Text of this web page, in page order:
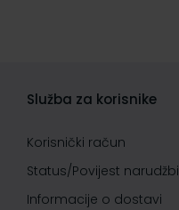
Služba za korisnike
Korisnički račun
Status/Povijest narudžbi
Informacije o dostavi